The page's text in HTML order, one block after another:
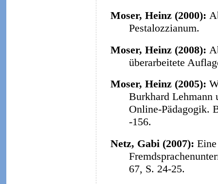
Moser, Heinz (2000):
Pestalozzianum.
Moser, Heinz (2008):
überarbeitete
Moser, Heinz (2005):
Burkhard Lehmann
Online-Pädagogik.
-156.
Netz, Gabi (2007):
67, S. 24-25.